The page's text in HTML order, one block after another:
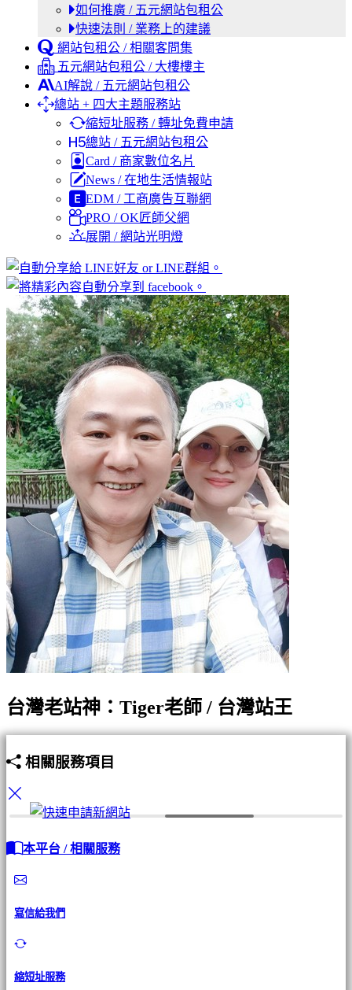
如何推廣 / 五元網站包租公
快速法則 / 業務上的建議
網站包租公 / 相關客問集
五元網站包租公 / 大樓樓主
AI解說 / 五元網站包租公
總站 + 四大主題服務站
縮短址服務 / 轉址免費申請
總站 / 五元網站包租公
Card / 商家數位名片
News / 在地生活情報站
EDM / 工商廣告互聯網
PRO / OK匠師父網
展開 / 網站光明燈
台灣老站神：Tiger老師 / 台灣站王
相關服務項目
本平台 / 相關服務
寫信給我們
縮短址服務